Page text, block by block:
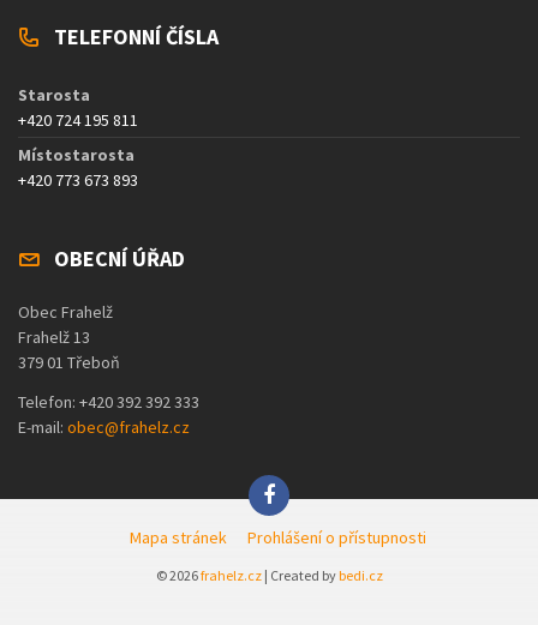
TELEFONNÍ ČÍSLA
Starosta
+420 724 195 811
Místostarosta
+420 773 673 893
OBECNÍ ÚŘAD
Obec Frahelž
Frahelž 13
379 01 Třeboň
Telefon: +420 392 392 333
E-mail: obec@frahelz.cz
Mapa stránek Prohlášení o přístupnosti
© 2026frahelz.cz| Created bybedi.cz